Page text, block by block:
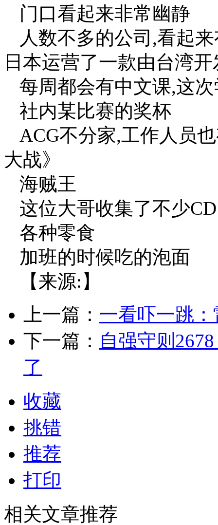
门口看起来非常幽静
人数不多的公司,看起
日本运营了一款由台湾
每周都会有中文课,这次
社内某比赛的奖杯
ACG不分家,工作人员
大战》
海贼王
这位大哥收集了不少CD
各种零食
加班的时候吃的泡面
【来源:】
上一篇： 一看吓一跳
下一篇： 自强守则
了
收藏
挑错
推荐
打印
相关文章推荐